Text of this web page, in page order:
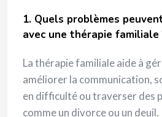
1. Quels problèmes
avec une thérapie familiale
La thérapie familiale aide à
améliorer la communication,
en difficulté ou traverser des
comme un divorce ou un deuil.